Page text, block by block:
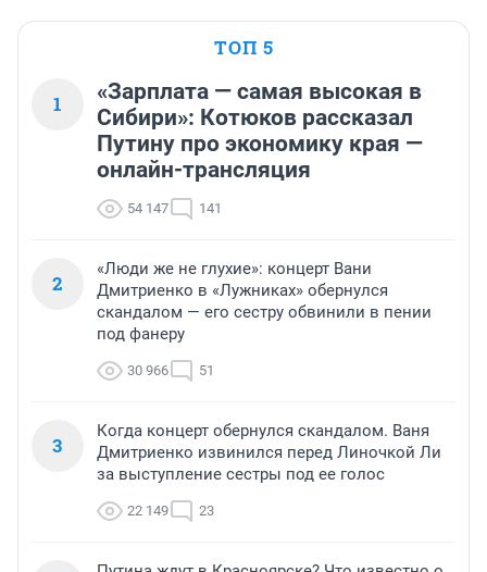
ТОП 5
1
«Зарплата — самая высокая в
Сибири»: Котюков рассказал
Путину про экономику края —
онлайн-трансляция
54 147 141
2
«Люди же не глухие»: концерт Вани
Дмитриенко в «Лужниках» обернулся
скандалом — его сестру обвинили в пении
под фанеру
30 966 51
3
Когда концерт обернулся скандалом. Ваня
Дмитриенко извинился перед Линочкой Ли
за выступление сестры под ее голос
22 149 23